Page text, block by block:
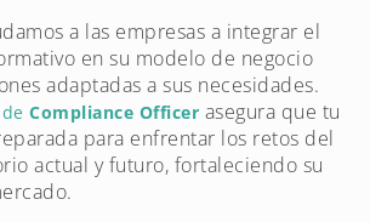
a las empresas a integrar el
en su modelo de negocio
adaptadas a sus necesidades.
Compliance Officer asegura que tu
para enfrentar los retos del
actual y futuro, fortaleciendo su